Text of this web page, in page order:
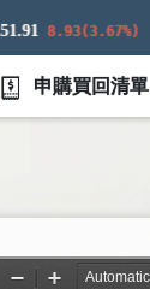
8.93(3.67%)
申購買回清單